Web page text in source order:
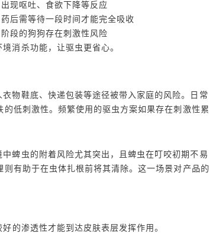
现呕吐、食欲下降等反应
后需等待一段时间才能完全吸收
段的狗狗存在刺激性风险
消杀功能，让驱虫更省心。
物鞋底、快递包装等途径被带入家庭的风险。日常
低刺激性。频繁使用的驱虫方案如果存在刺激性累
蜱虫的附着风险尤其突出，且蜱虫在叮咬初期不易
有助于在虫体扎根前将其清除。这一场景对产品的
的渗透性才能到达皮肤表层发挥作用。